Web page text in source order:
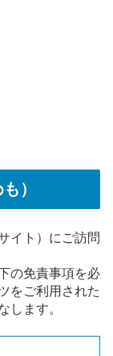
）
イト）にご訪問
の免責事項を必
をご利用された
します。